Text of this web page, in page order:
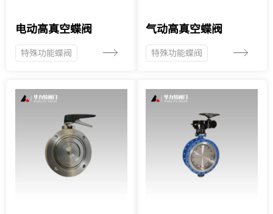
电动高真空蝶阀
特殊功能蝶阀
气动高真空蝶阀
特殊功能蝶阀